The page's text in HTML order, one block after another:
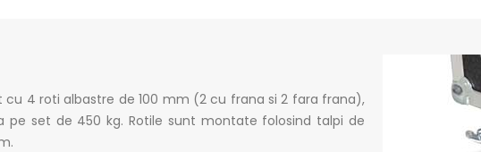
cu 4 roti albastre de 100 mm (2 cu frana si 2 fara frana),
pe set de 450 kg. Rotile sunt montate folosind talpi de